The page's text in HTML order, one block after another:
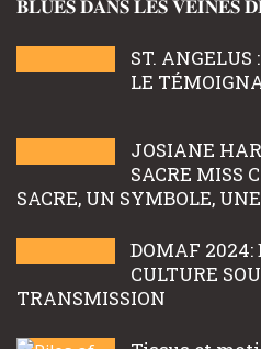
𝐁𝐋𝐔𝐄𝐒 𝐃𝐀𝐍𝐒 𝐋𝐄𝐒 𝐕𝐄𝐈𝐍𝐄𝐒
ST. ANGELUS
LE
JOSIANE
SACRE MISS
SACRE, UN SYMBOLE,
DOMAF 2024:
CULTURE
TRANSMISSION